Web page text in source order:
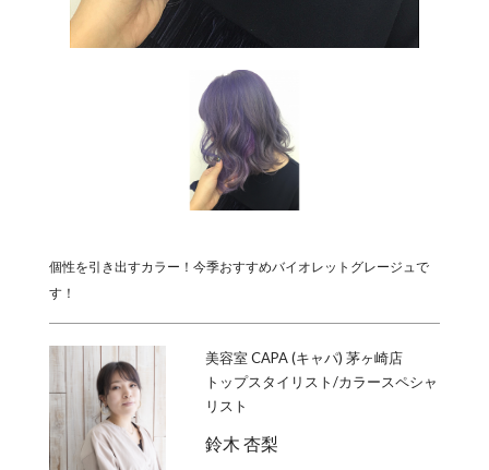
個性を引き出すカラー！今季おすすめバイオレットグレージュで
す！
美容室 CAPA (キャパ) 茅ヶ崎店
トップスタイリスト/カラースペシャ
リスト
鈴木 杏梨